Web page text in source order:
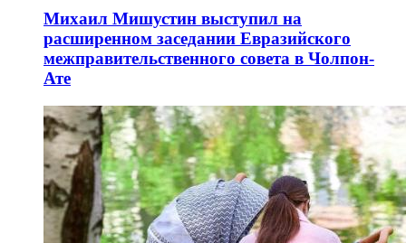
Михаил Мишустин выступил на
расширенном заседании Евразийского
межправительственного совета в Чолпон-
Ате